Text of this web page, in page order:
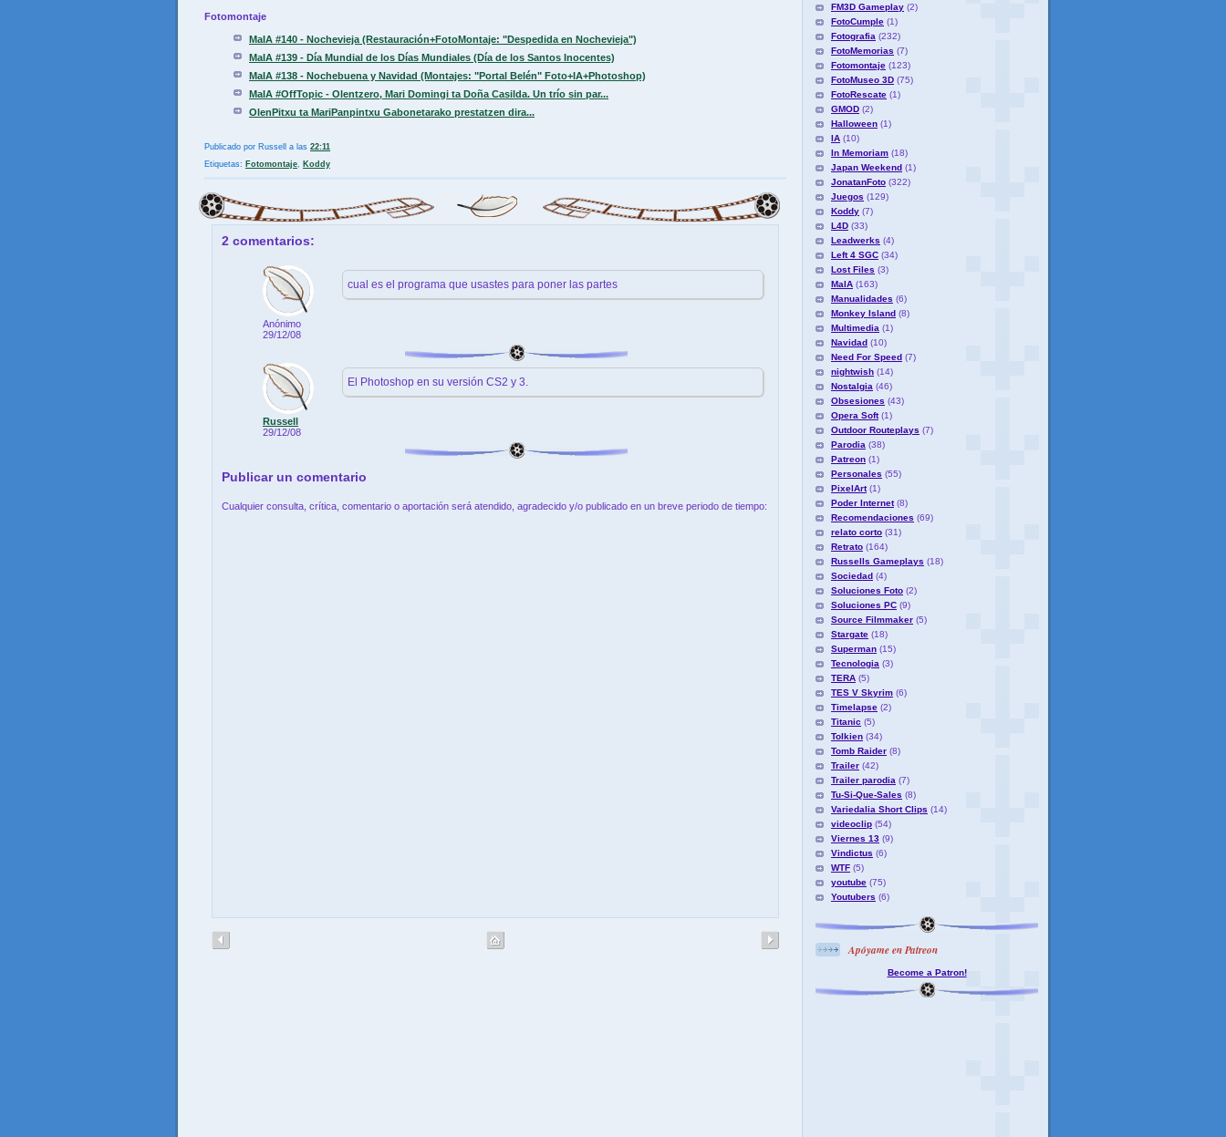
Fotomontaje
MaIA #140 - Nochevieja (Restauración+FotoMontaje: "Despedida en Nochevieja")
MaIA #139 - Día Mundial de los Días Mundiales (Día de los Santos Inocentes)
MaIA #138 - Nochebuena y Navidad (Montajes: "Portal Belén" Foto+IA+Photoshop)
MaIA #OffTopic - Olentzero, Mari Domingi ta Doña Casilda. Un trío sin par...
OlenPitxu ta MariPanpintxu Gabonetarako prestatzen dira...
Publicado por Russell a las 22:11
Etiquetas: Fotomontaje, Koddy
2 comentarios:
Anónimo
29/12/08
cual es el programa que usastes para poner las partes
Russell
29/12/08
El Photoshop en su versión CS2 y 3.
Publicar un comentario
Cualquier consulta, crítica, comentario o aportación será atendido, agradecido y/o publicado en un breve periodo de tiempo:
FM3D Gameplay (2)
FotoCumple (1)
Fotografia (232)
FotoMemorias (7)
Fotomontaje (123)
FotoMuseo 3D (75)
FotoRescate (1)
GMOD (2)
Halloween (1)
IA (10)
In Memoriam (18)
Japan Weekend (1)
JonatanFoto (322)
Juegos (129)
Koddy (7)
L4D (33)
Leadwerks (4)
Left 4 SGC (34)
Lost Files (3)
MaIA (163)
Manualidades (6)
Monkey Island (8)
Multimedia (1)
Navidad (10)
Need For Speed (7)
nightwish (14)
Nostalgia (46)
Obsesiones (43)
Opera Soft (1)
Outdoor Routeplays (7)
Parodia (38)
Patreon (1)
Personales (55)
PixelArt (1)
Poder Internet (8)
Recomendaciones (69)
relato corto (31)
Retrato (164)
Russells Gameplays (18)
Sociedad (4)
Soluciones Foto (2)
Soluciones PC (9)
Source Filmmaker (5)
Stargate (18)
Superman (15)
Tecnologia (3)
TERA (5)
TES V Skyrim (6)
Timelapse (2)
Titanic (5)
Tolkien (34)
Tomb Raider (8)
Trailer (42)
Trailer parodia (7)
Tu-Si-Que-Sales (8)
Variedalia Short Clips (14)
videoclip (54)
Viernes 13 (9)
Vindictus (6)
WTF (5)
youtube (75)
Youtubers (6)
Apóyame en Patreon
Become a Patron!